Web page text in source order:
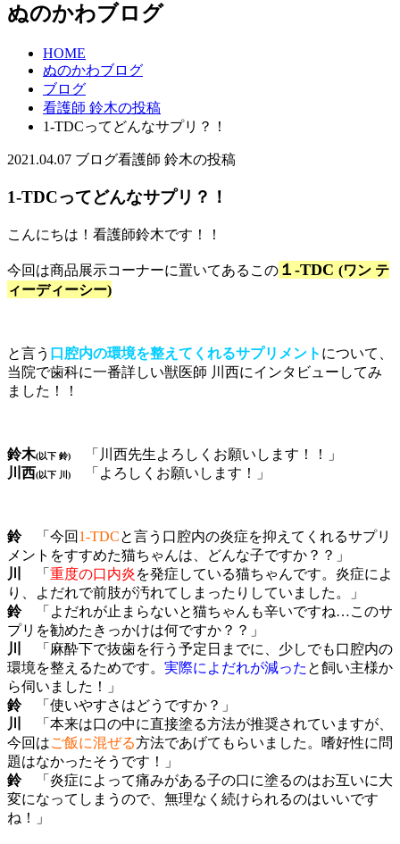
ぬのかわブログ
HOME
ぬのかわブログ
ブログ
看護師 鈴木の投稿
1-TDCってどんなサプリ？！
2021.04.07 ブログ看護師 鈴木の投稿
1-TDCってどんなサプリ？！
こんにちは！看護師鈴木です！！
今回は商品展示コーナーに置いてあるこの １-TDC (ワン テ
ィーディーシー)
と言う 口腔内の環境を整えてくれるサプリメント について、
当院で歯科に一番詳しい獣医師 川西にインタビューしてみ
ました！！
鈴木(以下 鈴)
「川西先生よろしくお願いします！！」
川西(以下 川) 「よろしくお願いします！」
鈴「今回 1-TDCと言う口腔内の炎症を抑えてくれるサプリ
メントをすすめた猫ちゃんは、どんな子ですか？？」
川
「 重度の口内炎を発症している猫ちゃんです。炎症によ
り、よだれで前肢が汚れてしまったりしていました。」
鈴「よだれが止まらないと猫ちゃんも辛いですね…このサ
プリを勧めたきっかけは何ですか？？」
川
「麻酔下で抜歯を行う予定日までに、少しでも口腔内の
環境を整えるためです。 実際によだれが減った と飼い主様か
ら伺いました！」
鈴「使いやすさはどうですか？」
川
「本来は口の中に直接塗る方法が推奨されていますが、
今回はご飯に混ぜる方法であげてもらいました。嗜好性に問
題はなかったそうです！」
鈴「炎症によって痛みがある子の口に塗るのはお互いに大
変になってしまうので、無理なく続けられるのはいいです
ね！」